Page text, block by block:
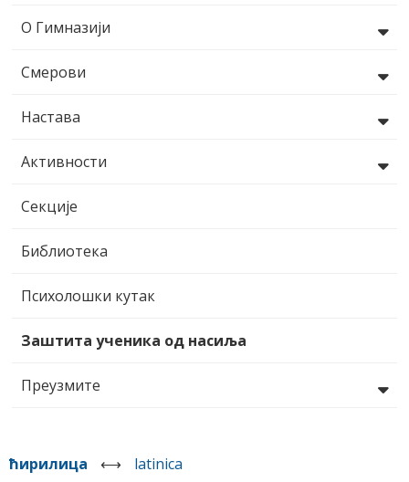
О Гимназији
Смерови
Настава
Активности
Секције
Библиотека
Психолошки кутак
Заштита ученика од насиља
Преузмите
ћирилица ⟷ latinica